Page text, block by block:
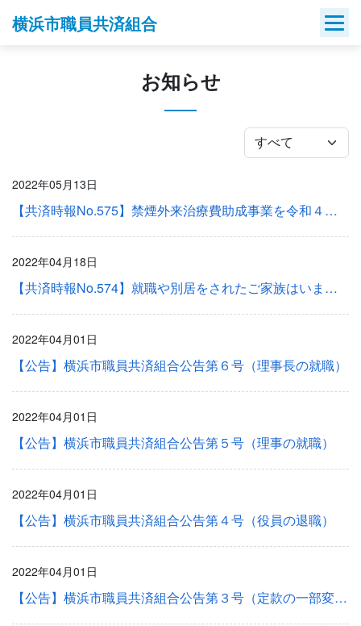
横浜市職員共済組合
お知らせ
2022年05月13日
【共済時報No.575】禁煙外来治療費助成事業を令和４年度以降も実施します！
2022年04月18日
【共済時報No.574】就職や別居をされたご家族はいませんか？
2022年04月01日
【公告】横浜市職員共済組合公告第６号（理事長の就職）
2022年04月01日
【公告】横浜市職員共済組合公告第５号（理事の就職）
2022年04月01日
【公告】横浜市職員共済組合公告第４号（役員の退職）
2022年04月01日
【公告】横浜市職員共済組合公告第３号（定款の一部変更）